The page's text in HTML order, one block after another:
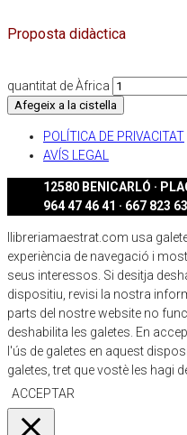
Proposta didàctica
quantitat de Àfrica
Afegeix a la cistella
POLÍTICA DE PRIVACITAT
AVÍS LEGAL
12580 BENICARLÓ ·
964 47 46 41 · 667 823
llibreriamaestrat.com usa
experiència de navegació i
seus interessos. Si desitja
dispositiu, revisi la nostra
parts del nostre website no
deshabilita les galetes. En
l'ús de galetes en aquest
galetes, tret que vostè les hagi
ACCEPTAR